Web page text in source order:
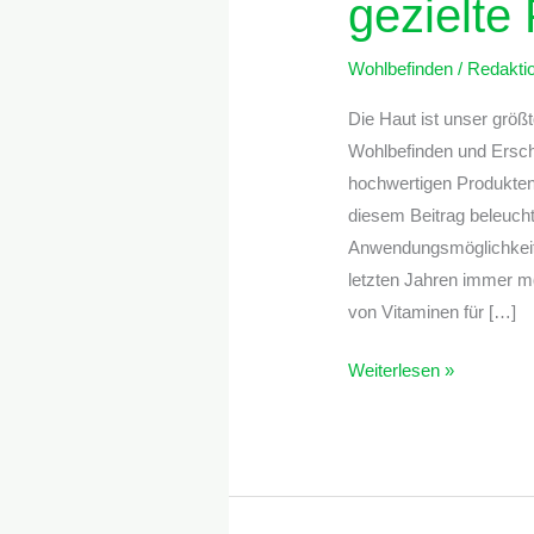
gezielte
Wohlbefinden /
Die Haut ist unser
Wohlbefinden und
hochwertigen
diesem Beitrag
letzten Jahren immer
von Vitaminen für […]
Weiterlesen »